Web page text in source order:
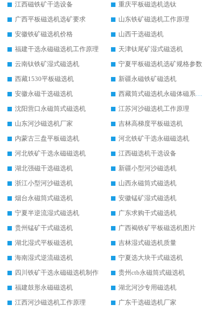
江西磁铁矿干选设备
重庆平板磁选机选钛
广西平板磁选机选矿要求
山东铁矿磁选机工作原理
安徽铁矿磁选机价格
山西干选磁选机
福建干选永磁磁选机工作原理
天津钛尾矿湿式磁选机
云南钛铁矿湿式磁选机
宁夏平板磁选机选矿规格参数
西藏1530平板磁选机
新疆永磁铁矿磁选机
安徽永磁干选磁选机
西藏筒式磁选机永磁体磁系设计
沈阳营口永磁筒式磁选机
江苏河沙磁选机工作原理
山东河沙磁选机厂家
吉林高梯度平板磁选机
内蒙古三盘平板磁选机
河北铁矿干选永磁磁选机
河北铁矿干选永磁磁选机
江西磁选机干选设备
湖北强磁干选磁选机
新疆小型河沙磁选机
浙江小型河沙磁选机
山西永磁筒式磁选机
烟台永磁筒式磁选机
安徽锰矿湿式磁选机
宁夏半逆流湿式磁选机
广东求购干式磁选机
贵州锰矿干式磁选机
广西褐铁矿平板磁选机图片
湖北湿式平板磁选机
吉林湿式磁选机质量
海南湿式逆流磁选机
宁夏选大块干式磁选机
四川铁矿干选永磁磁选机制作
贵州ctb永磁筒式磁选机
福建鼓形永磁磁选机
湖北河沙专用磁选机
江西河沙磁选机工作原理
广东干选磁选机厂家